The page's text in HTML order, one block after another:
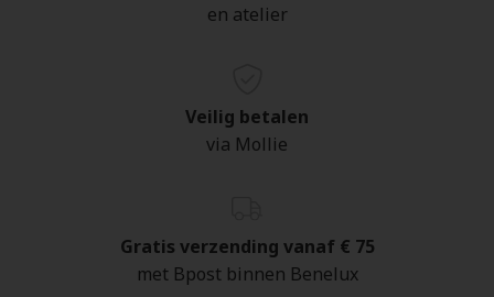
en atelier
Veilig betalen
via Mollie
Gratis verzending vanaf € 75
met Bpost binnen Benelux